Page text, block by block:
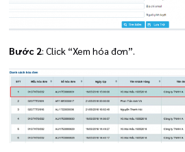
Bước 2: Click “Xem hóa đơn”.